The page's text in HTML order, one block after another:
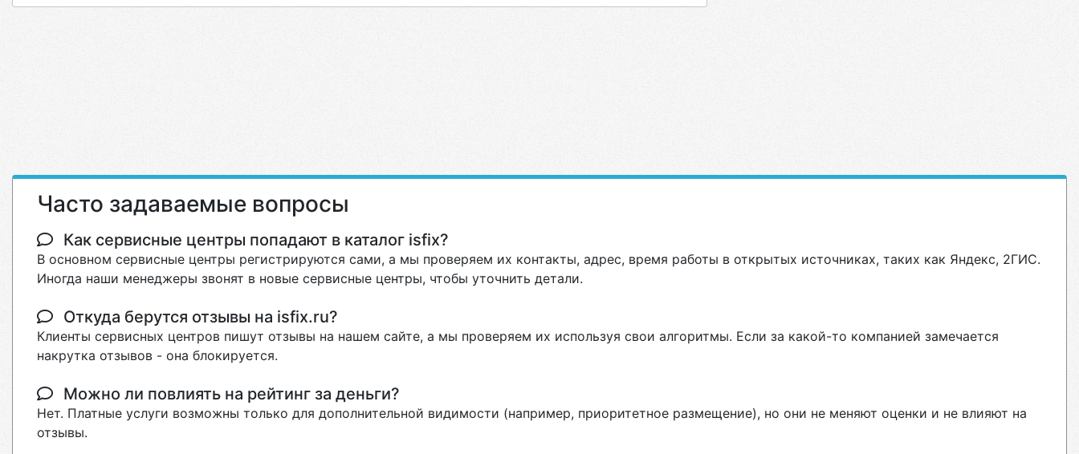
Часто задаваемые вопросы
Как сервисные центры попадают в каталог isfix?
В основном сервисные центры регистрируются сами, а мы проверяем их контакты, адрес, время работы в открытых источниках, таких как Яндекс, 2ГИС.
Иногда наши менеджеры звонят в новые сервисные центры, чтобы уточнить детали.
Откуда берутся отзывы на isfix.ru?
Клиенты сервисных центров пишут отзывы на нашем сайте, а мы проверяем их используя свои алгоритмы. Если за какой-то компанией замечается
накрутка отзывов - она блокируется.
Можно ли повлиять на рейтинг за деньги?
Нет. Платные услуги возможны только для дополнительной видимости (например, приоритетное размещение), но они не меняют оценки и не влияют на
отзывы.